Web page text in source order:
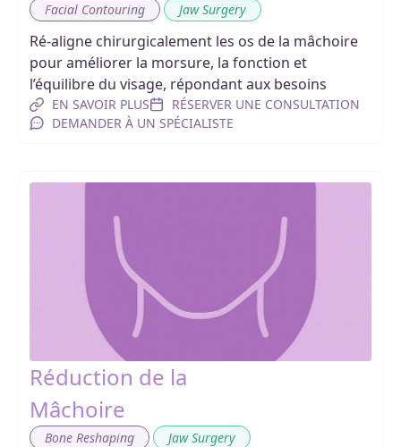
Facial Contouring Jaw Surgery
Ré-aligne chirurgicalement les os de la mâchoire
pour améliorer la morsure, la fonction et
l’équilibre du visage, répondant aux besoins
EN SAVOIR PLUS
RÉSERVER UNE CONSULTATION
DEMANDER À UN SPÉCIALISTE
Réduction de la
Mâchoire
Bone Reshaping Jaw Surgery